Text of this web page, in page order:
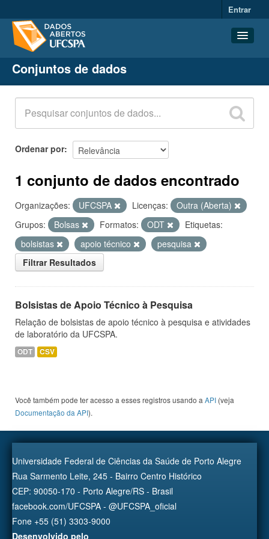
Entrar
Conjuntos de dados
Organizações
Grupos
Sobre
Conjuntos de dados
Ordenar por
1 conjunto de dados encontrado
Organizações: UFCSPA Licenças:
Outra (Aberta)
Grupos:
Bolsas Formatos: ODT
Etiquetas:
bolsistas
apoio técnico
pesquisa
Filtrar Resultados
Bolsistas de Apoio Técnico à Pesquisa
Relação de bolsistas de apoio técnico à pesquisa e atividades
de laboratório da UFCSPA.
ODT CSV
Você também pode ter acesso a esses registros usando a API (veja
Documentação da API).
Universidade Federal de Ciências da Saúde de Porto Alegre
Rua Sarmento Leite, 245 - Bairro Centro Histórico
CEP: 90050-170 - Porto Alegre/RS - Brasil
facebook.com/UFCSPA - @UFCSPA_oficial
Fone +55 (51) 3303-9000
Desenvolvido pelo